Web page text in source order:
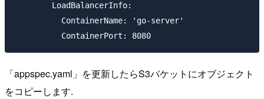
        LoadBalancerInfo:
          ContainerName: 'go-server'
「appspec.yaml」を更新したらS3バケットにオブジェクト
をコピーします.